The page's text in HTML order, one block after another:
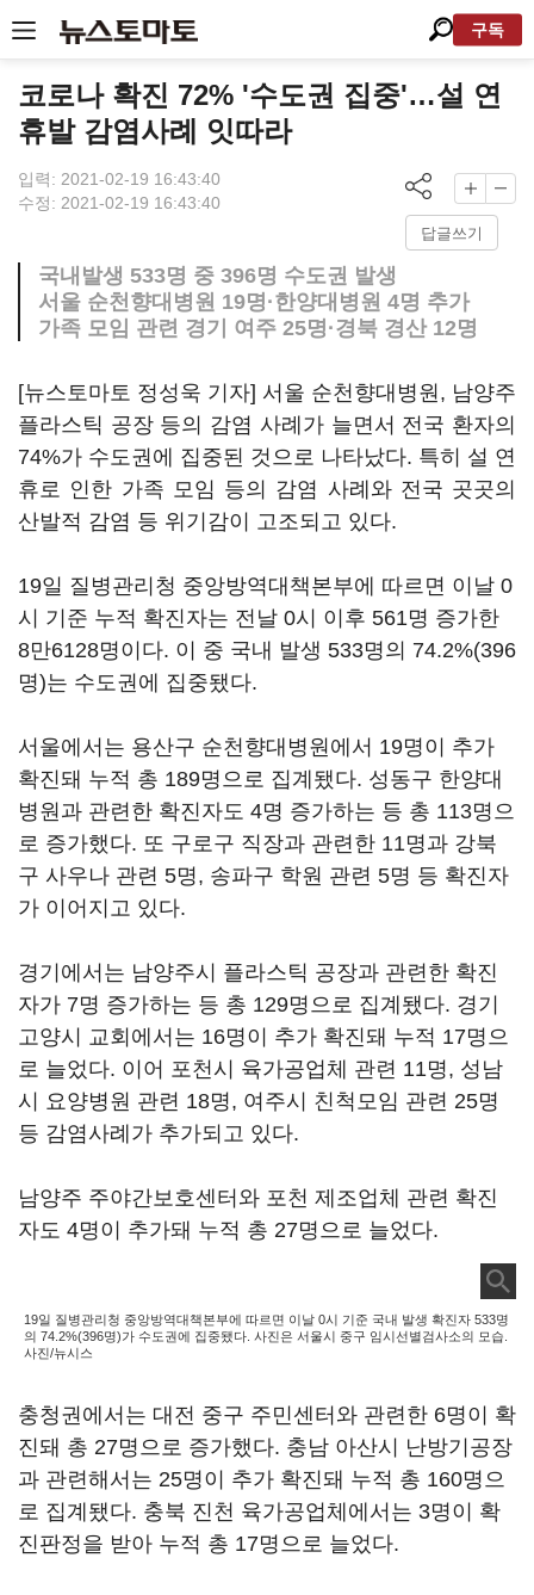
구독
코로나 확진 72% '수도권 집중'…설 연
휴발 감염사례 잇따라
입력: 2021-02-19 16:43:40
수정: 2021-02-19 16:43:40
답글쓰기
국내발생 533명 중 396명 수도권 발생
서울 순천향대병원 19명·한양대병원 4명 추가
가족 모임 관련 경기 여주 25명·경북 경산 12명
[뉴스토마토 정성욱 기자] 서울 순천향대병원, 남양주
플라스틱 공장 등의 감염 사례가 늘면서 전국 환자의
74%가 수도권에 집중된 것으로 나타났다. 특히 설 연
휴로 인한 가족 모임 등의 감염 사례와 전국 곳곳의
산발적 감염 등 위기감이 고조되고 있다.
19일 질병관리청 중앙방역대책본부에 따르면 이날 0
시 기준 누적 확진자는 전날 0시 이후 561명 증가한
8만6128명이다. 이 중 국내 발생 533명의 74.2%(396
명)는 수도권에 집중됐다.
서울에서는 용산구 순천향대병원에서 19명이 추가
확진돼 누적 총 189명으로 집계됐다. 성동구 한양대
병원과 관련한 확진자도 4명 증가하는 등 총 113명으
로 증가했다. 또 구로구 직장과 관련한 11명과 강북
구 사우나 관련 5명, 송파구 학원 관련 5명 등 확진자
가 이어지고 있다.
경기에서는 남양주시 플라스틱 공장과 관련한 확진
자가 7명 증가하는 등 총 129명으로 집계됐다. 경기
고양시 교회에서는 16명이 추가 확진돼 누적 17명으
로 늘었다. 이어 포천시 육가공업체 관련 11명, 성남
시 요양병원 관련 18명, 여주시 친척모임 관련 25명
등 감염사례가 추가되고 있다.
남양주 주야간보호센터와 포천 제조업체 관련 확진
자도 4명이 추가돼 누적 총 27명으로 늘었다.
19일 질병관리청 중앙방역대책본부에 따르면 이날 0시 기준 국내 발생 확진자 533명
의 74.2%(396명)가 수도권에 집중됐다. 사진은 서울시 중구 임시선별검사소의 모습.
사진/뉴시스
충청권에서는 대전 중구 주민센터와 관련한 6명이 확
진돼 총 27명으로 증가했다. 충남 아산시 난방기공장
과 관련해서는 25명이 추가 확진돼 누적 총 160명으
로 집계됐다. 충북 진천 육가공업체에서는 3명이 확
진판정을 받아 누적 총 17명으로 늘었다.